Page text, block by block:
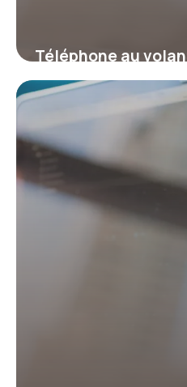
Téléphone au
et combien de